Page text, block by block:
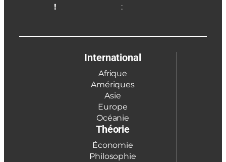
!
:
International
Afrique
Amériques
Asie
Europe
Océanie
Théorie
Économie
Philosophie